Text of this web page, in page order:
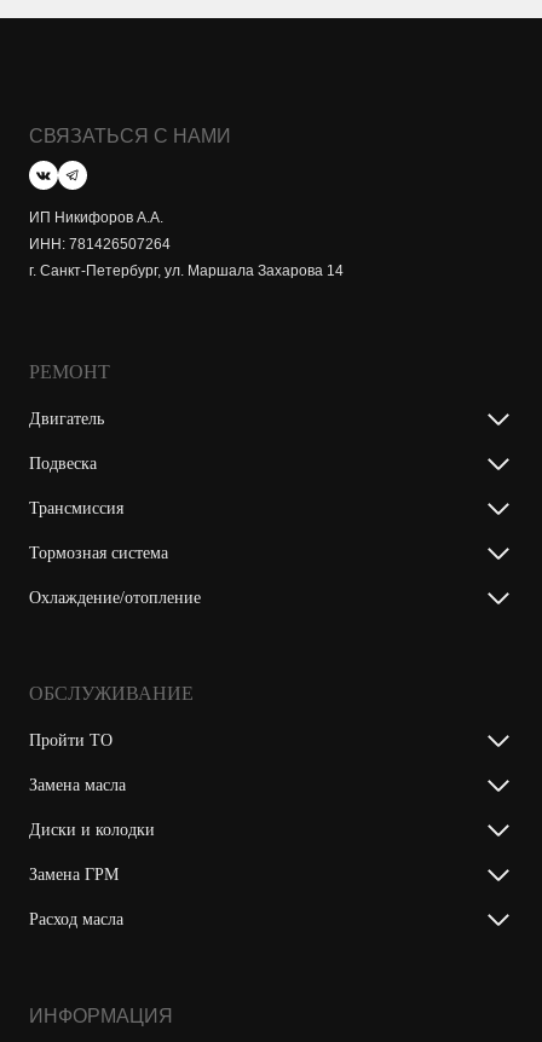
СВЯЗАТЬСЯ С НАМИ
ИП Никифоров А.А.
ИНН: 781426507264
г. Санкт-Петербург, ул. Маршала Захарова 14
РЕМОНТ
Двигатель
Подвеска
Трансмиссия
Тормозная система
Охлаждение/отопление
ОБСЛУЖИВАНИЕ
Пройти ТО
Замена масла
Диски и колодки
Замена ГРМ
Расход масла
ИНФОРМАЦИЯ